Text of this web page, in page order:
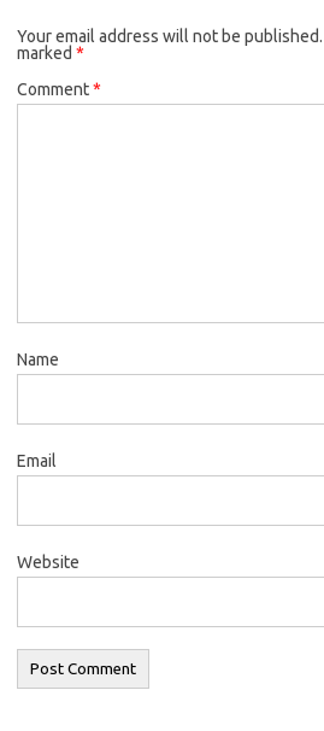
Your email address will not be published.
marked *
Comment*
Name
Email
Website